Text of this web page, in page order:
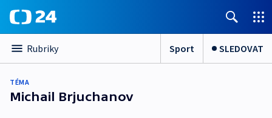
Rubriky Sport SLEDOVAT
TÉMA
Michail Brjuchanov